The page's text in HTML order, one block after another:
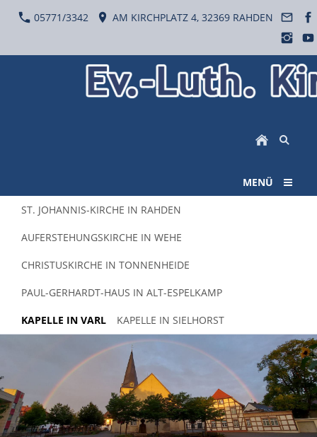
05771/3342 AM KIRCHPLATZ 4, 32369 RAHDEN
MENÜ
ST. JOHANNIS-KIRCHE IN RAHDEN
AUFERSTEHUNGSKIRCHE IN WEHE
CHRISTUSKIRCHE IN TONNENHEIDE
PAUL-GERHARDT-HAUS IN ALT-ESPELKAMP
KAPELLE IN VARL KAPELLE IN SIELHORST